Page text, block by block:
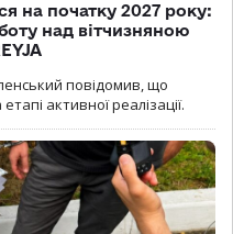
на початку 2027 року:
над вітчизняною
повідомив, що
активної реалізації.